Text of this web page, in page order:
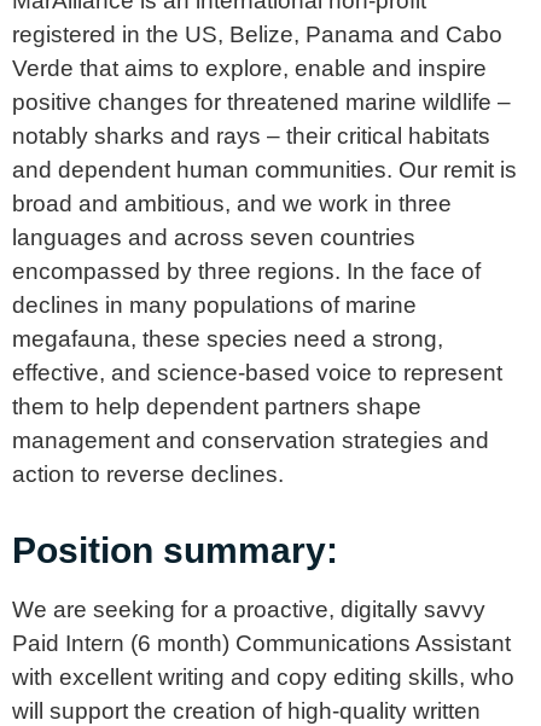
registered in the US, Belize, Panama and Cabo
Verde that aims to explore, enable and inspire
positive changes for threatened marine wildlife –
notably sharks and rays – their critical habitats
and dependent human communities. Our remit is
broad and ambitious, and we work in three
languages and across seven countries
encompassed by three regions. In the face of
declines in many populations of marine
megafauna, these species need a strong,
effective, and science-based voice to represent
them to help dependent partners shape
management and conservation strategies and
action to reverse declines.
Position summary:
We are seeking for a proactive, digitally savvy
Paid Intern (6 month) Communications Assistant
with excellent writing and copy editing skills, who
will support the creation of high-quality written